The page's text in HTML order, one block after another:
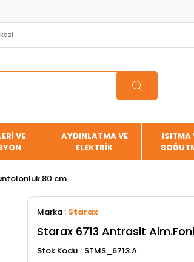
5
VE
AYDINLATMA VE
ELEKTRİK
ISITMA
80 cm
Marka : Starax
Starax 6713 Antrasit
Stok Kodu
STMS_6713.A